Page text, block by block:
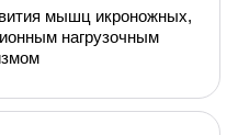
мышц икроножных,
нагрузочным